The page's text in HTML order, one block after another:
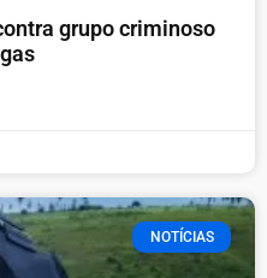
grupo criminoso
NOTÍCIAS